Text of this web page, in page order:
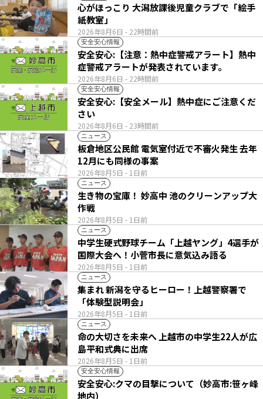
2026年8月6日 - 22時間前
心がほっこり 大潟放課後児童クラブで「絵手
紙教室」
安全安心情報
2026年8月6日 - 22時間前
安全安心:【注意：熱中症警戒アラート】熱中
症警戒アラートが発表されています。
安全安心情報
2026年8月6日 - 23時間前
安全安心:【安全メール】熱中症にご注意くだ
さい
ニュース
2026年8月5日 - 1日前
板倉地区公民館 電気室付近で不審火発生 去年
12月にも同様の事案
ニュース
2026年8月5日 - 1日前
生き物の宝庫！ 妙高中 池のクリーンアップ大
作戦
ニュース
2026年8月5日 - 1日前
中学生硬式野球チーム「上越ヤング」4選手が
国際大会へ！小菅市長に意気込み語る
ニュース
2026年8月5日 - 1日前
集まれ 新潟を守るヒーロー！上越警察署で
「体験型説明会」
ニュース
2026年8月5日 - 1日前
命の大切さを未来へ 上越市の中学生22人が広
島平和式典に出席
安全安心情報
安全安心:クマの目撃について（妙高市:笹ヶ峰
地内）